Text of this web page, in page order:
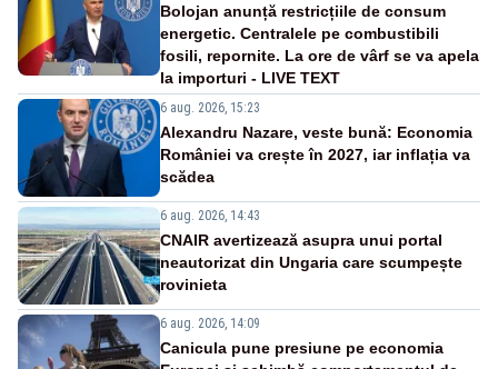
Bolojan anunță restricțiile de consum
energetic. Centralele pe combustibili
fosili, repornite. La ore de vârf se va apela
la importuri - LIVE TEXT
6 aug. 2026, 15:23
Alexandru Nazare, veste bună: Economia
României va crește în 2027, iar inflația va
scădea
6 aug. 2026, 14:43
CNAIR avertizează asupra unui portal
neautorizat din Ungaria care scumpește
rovinieta
6 aug. 2026, 14:09
Canicula pune presiune pe economia